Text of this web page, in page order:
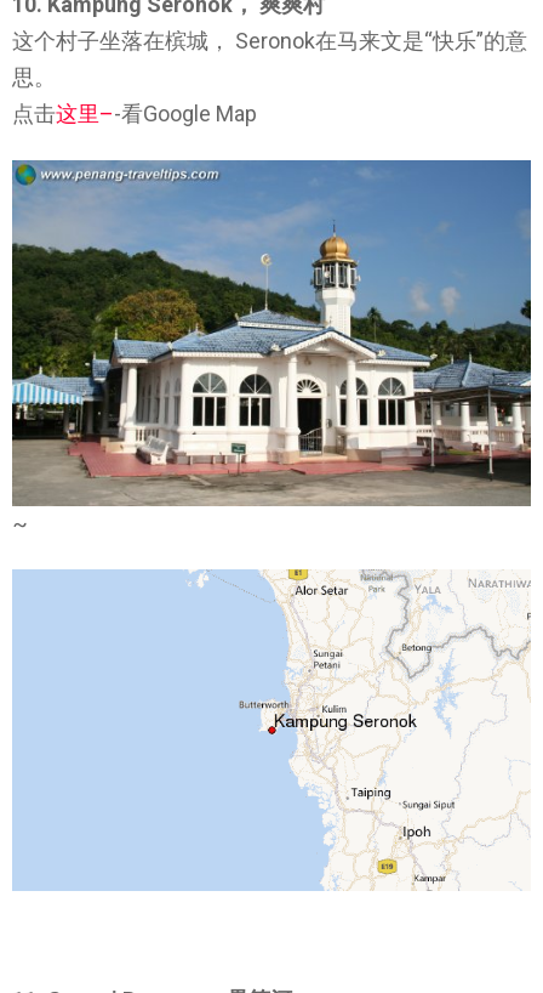
这个村子坐落在槟城， Seronok在马来文是“快乐”的意
思。
点击这里–-看Google Map
~